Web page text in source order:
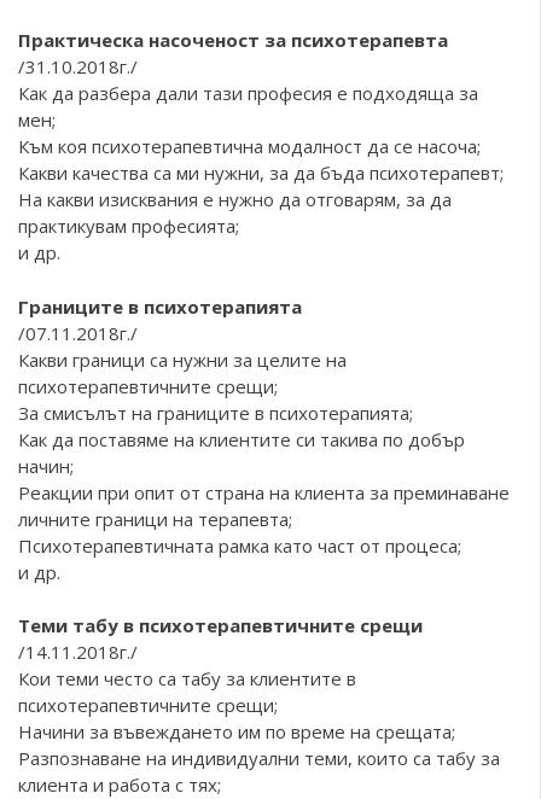
Практическа насоченост за психотерапевта
/31.10.2018г./
Как да разбера дали тази професия е подходяща за
мен;
Към коя психотерапевтична модалност да се насоча;
Какви качества са ми нужни, за да бъда психотерапевт;
На какви изисквания е нужно да отговарям, за да
практикувам професията;
и др.
Границите в психотерапията
/07.11.2018г./
Какви граници са нужни за целите на
психотерапевтичните срещи;
За смисълът на границите в психотерапията;
Как да поставяме на клиентите си такива по добър
начин;
Реакции при опит от страна на клиента за преминаване
личните граници на терапевта;
Психотерапевтичната рамка като част от процеса;
и др.
Теми табу в психотерапевтичните срещи
/14.11.2018г./
Кои теми често са табу за клиентите в
психотерапевтичните срещи;
Начини за въвеждането им по време на срещата;
Разпознаване на индивидуални теми, които са табу за
клиента и работа с тях;